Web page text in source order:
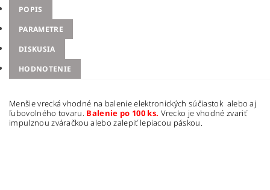
POPIS
PARAMETRE
DISKUSIA
HODNOTENIE
Menšie vrecká vhodné na balenie elektronických súčiastok alebo aj
ľubovolného tovaru. Balenie po 100 ks. Vrecko je vhodné zvariť
impulznou zváračkou alebo zalepiť lepiacou páskou.